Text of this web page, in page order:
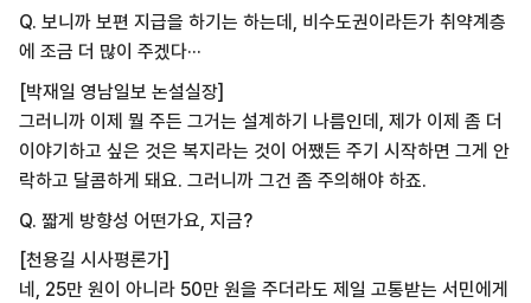
Q. 보니까 보편 지급을 하기는 하는데, 비수도권이라든가 취약계층
에 조금 더 많이 주겠다···
[박재일 영남일보 논설실장]
그러니까 이제 뭘 주든 그거는 설계하기 나름인데, 제가 이제 좀 더
이야기하고 싶은 것은 복지라는 것이 어쨌든 주기 시작하면 그게 안
락하고 달콤하게 돼요. 그러니까 그건 좀 주의해야 하죠.
Q. 짧게 방향성 어떤가요, 지금?
[천용길 시사평론가]
네, 25만 원이 아니라 50만 원을 주더라도 제일 고통받는 서민에게